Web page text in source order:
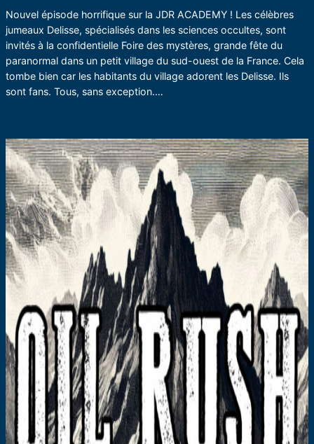
Nouvel épisode horrifique sur la JDR ACADEMY ! Les célèbres
jumeaux Delisse, spécialisés dans les sciences occultes, sont
invités à la confidentielle Foire des mystères, grande fête du
paranormal dans un petit village du sud-ouest de la France. Cela
tombe bien car les habitants du village adorent les Delisse. Ils
sont fans. Tous, sans exception.…